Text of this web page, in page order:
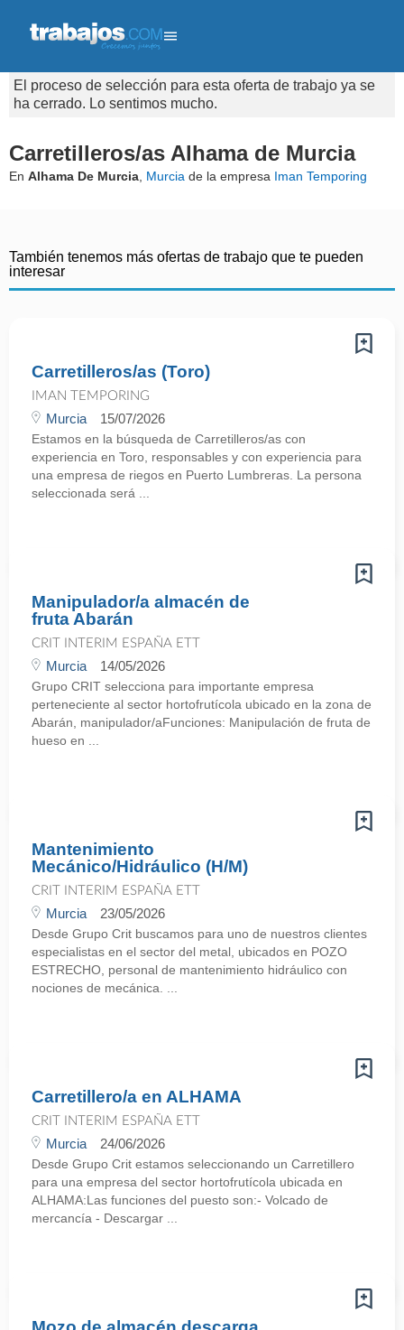
El proceso de selección para esta oferta de trabajo ya se
ha cerrado. Lo sentimos mucho.
Carretilleros/as Alhama de Murcia
En Alhama De Murcia Murcia de la empresa Iman Temporing
También tenemos más ofertas de trabajo que te pueden
interesar
Carretilleros/as (Toro)
IMAN TEMPORING
Murcia 15/07/2026
Estamos en la búsqueda de Carretilleros/as con
experiencia en Toro, responsables y con experiencia para
una empresa de riegos en Puerto Lumbreras. La persona
seleccionada será ...
Manipulador/a almacén de
fruta Abarán
CRIT INTERIM ESPAÑA ETT
Murcia 14/05/2026
Grupo CRIT selecciona para importante empresa
perteneciente al sector hortofrutícola ubicado en la zona de
Abarán, manipulador/aFunciones: Manipulación de fruta de
hueso en ...
Mantenimiento
Mecánico/Hidráulico (H/M)
CRIT INTERIM ESPAÑA ETT
Murcia 23/05/2026
Desde Grupo Crit buscamos para uno de nuestros clientes
especialistas en el sector del metal, ubicados en POZO
ESTRECHO, personal de mantenimiento hidráulico con
nociones de mecánica. ...
Carretillero/a en ALHAMA
CRIT INTERIM ESPAÑA ETT
Murcia 24/06/2026
Desde Grupo Crit estamos seleccionando un Carretillero
para una empresa del sector hortofrutícola ubicada en
ALHAMA:Las funciones del puesto son:- Volcado de
mercancía - Descargar ...